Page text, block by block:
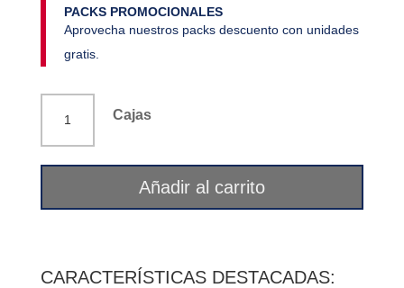
PACKS PROMOCIONALES
Aprovecha nuestros packs descuento con unidades
gratis.
Cajas
Añadir al carrito
CARACTERÍSTICAS DESTACADAS: